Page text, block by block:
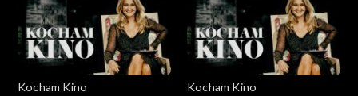
Kocham Kino
Kocham Kino